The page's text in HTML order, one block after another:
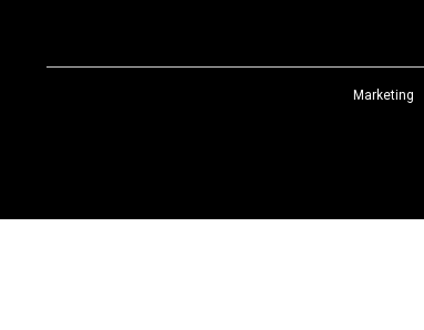
Marketing